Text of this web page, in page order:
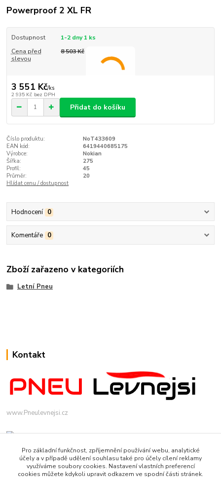
Powerproof 2 XL FR
Dostupnost
1-2 dny 1 ks
Cena před
slevou
8 503 Kč
3 551 Kč/ks
2 935 Kč bez DPH
Přidat do košíku
Číslo produktu:
NoT433609
EAN kód:
6419440685175
Výrobce:
Nokian
Šířka:
275
Profil:
45
Průměr:
20
Hlídat cenu / dostupnost
Hodnocení 0
Komentáře 0
Zboží zařazeno v kategoriích
Letní Pneu
Kontakt
www.Pneulevnejsi.cz
info(a)pneulevnejsi.cz
Pro základní funkčnost, zpříjemnění používání webu, analytické
účely a v případě udělení souhlasu také pro účely cílení reklamy
využíváme soubory cookies. Nastavení vlastních preferencí
cookies můžete kdykoli upravit odkazem ve spodní části stránek.